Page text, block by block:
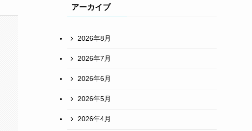
アーカイブ
2026年8月
2026年7月
2026年6月
2026年5月
2026年4月